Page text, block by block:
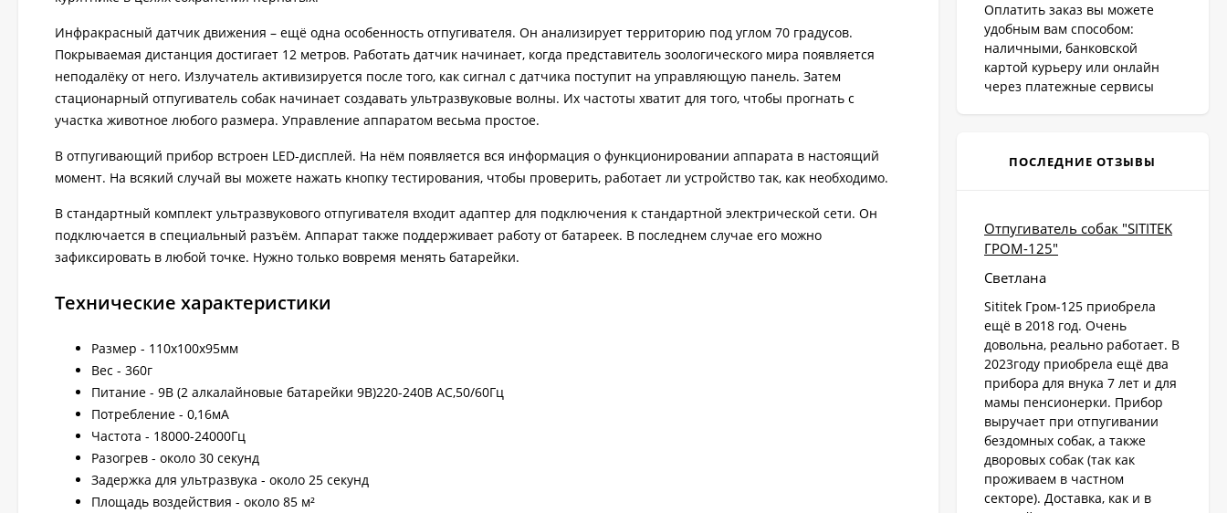
Инфракрасный датчик движения – ещё одна особенность отпугивателя. Он анализирует территорию под углом 70 градусов.
Покрываемая дистанция достигает 12 метров. Работать датчик начинает, когда представитель зоологического мира появляется
неподалёку от него. Излучатель активизируется после того, как сигнал с датчика поступит на управляющую панель. Затем
стационарный отпугиватель собак начинает создавать ультразвуковые волны. Их частоты хватит для того, чтобы прогнать с
участка животное любого размера. Управление аппаратом весьма простое.
В отпугивающий прибор встроен LED-дисплей. На нём появляется вся информация о функционировании аппарата в настоящий
момент. На всякий случай вы можете нажать кнопку тестирования, чтобы проверить, работает ли устройство так, как необходимо.
В стандартный комплект ультразвукового отпугивателя входит адаптер для подключения к стандартной электрической сети. Он
подключается в специальный разъём. Аппарат также поддерживает работу от батареек. В последнем случае его можно
зафиксировать в любой точке. Нужно только вовремя менять батарейки.
Технические характеристики
Размер - 110х100х95мм
Вес - 360г
Питание - 9В (2 алкалайновые батарейки 9В)220-240В АС,50/60Гц
Потребление - 0,16мА
Частота - 18000-24000Гц
Разогрев - около 30 секунд
Задержка для ультразвука - около 25 секунд
Площадь воздействия - около 85 м²
Оплатить заказ вы можете
удобным вам способом:
наличными, банковской
картой курьеру или онлайн
через платежные сервисы
ПОСЛЕДНИЕ ОТЗЫВЫ
Отпугиватель собак "SITITEK
ГРОМ-125"
Светлана
Sititek Гром-125 приобрела
ещё в 2018 год. Очень
довольна, реально работает. В
2023году приобрела ещё два
прибора для внука 7 лет и для
мамы пенсионерки. Прибор
выручает при отпугивании
бездомных собак, а также
дворовых собак (так как
проживаем в частном
секторе). Доставка, как и в